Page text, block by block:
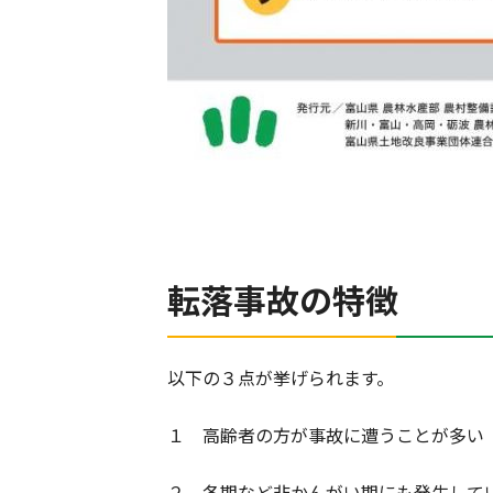
転落事故の特徴
以下の３点が挙げられます。
１ 高齢者の方が事故に遭うことが多い